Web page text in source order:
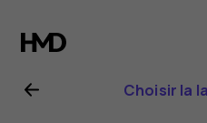
Guide
de Choisir la